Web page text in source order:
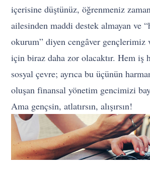
içerisine düştünüz, öğrenmeniz
ailesinden maddi destek almayan ve
okurum” diyen cengâver gençlerimiz
için biraz daha zor olacaktır. Hem iş
sosyal çevre; ayrıca bu üçünün
oluşan finansal yönetim gencimizi
Ama gençsin, atlatırsın, alışırsın!